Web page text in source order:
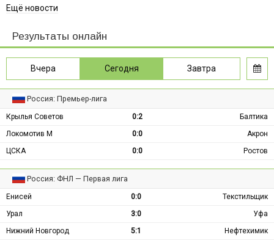
Ещё новости
Результаты онлайн
Вчера Сегодня Завтра
Россия: Премьер-лига
Крылья Советов 0:2
Балтика
Локомотив М
0:0
Акрон
ЦСКА
0:0 Ростов
Россия: ФНЛ — Первая лига
Енисей 0:0
Текстильщик
Урал
3:0
Уфа
Нижний Новгород
5:1
Нефтехимик